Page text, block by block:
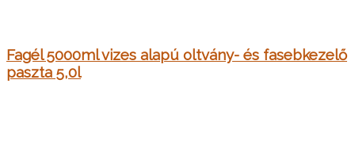
Fagél 5000ml vizes alapú oltvány- és fasebkezelő
paszta 5,0l